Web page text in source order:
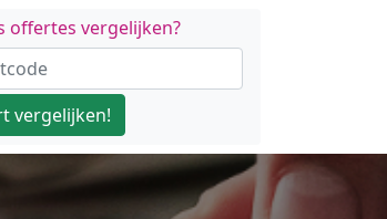
offertes vergelijken?
vergelijken!